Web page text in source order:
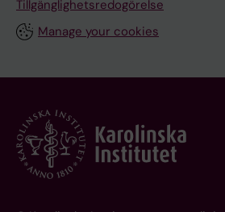
Tillgänglighetsredogörelse
Manage your cookies